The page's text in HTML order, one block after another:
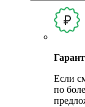
Если
по